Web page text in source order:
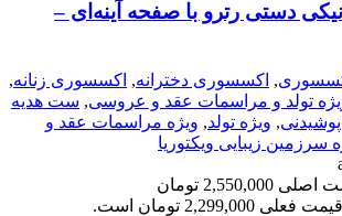
دستی رترو با صفحه آینه‌ای –
, اکسسوری دخترانه, اکسسوری زنانه,
تولد و مراسمات عقد و عروسی, ست هدیه
, ویژه تولد, ویژه مراسمات عقد و
زیبایی ویکتوریا
قیمت اصلی 2,550,000 تومان
قیمت فعلی 2,299,000 تومان است.